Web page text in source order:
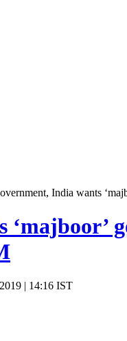
India wants
‘majboor’
| 14:16 IST